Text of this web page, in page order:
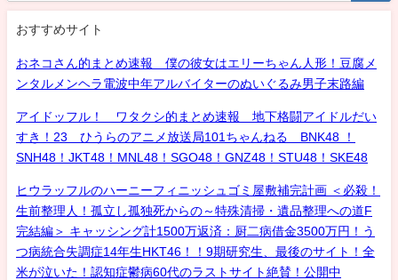
おすすめサイト
おネコさん的まとめ速報 僕の彼女はエリーちゃん人形！豆腐メ
ンタルメンヘラ電波中年アルバイターのぬいぐるみ男子末路編
アイドッフル！ ワタクシ的まとめ速報 地下格闘アイドルだい
すき！23 ひうらのアニメ放送局101ちゃんねる BNK48 ！
SNH48！JKT48！MNL48！SGO48！GNZ48！STU48！SKE48
ヒウラッフルのハーニーフィニッシュゴミ屋敷補完計画 ＜必殺！
生前整理人！孤立し孤独死からの～特殊清掃・遺品整理への道F
完結編＞ キャッシング計1500万返済：厨二病借金3500万円！う
つ病統合失調症14年生HKT46！！9期研究生、最後のサイト！全
米が泣いた！認知症鬱病60代のラストサイト絶賛！公開中